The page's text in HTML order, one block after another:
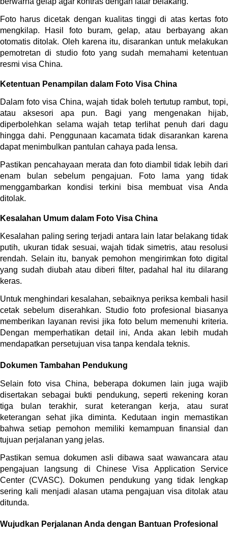
Foto harus dicetak dengan kualitas tinggi di atas kertas foto
mengkilap. Hasil foto buram, gelap, atau berbayang akan
otomatis ditolak. Oleh karena itu, disarankan untuk melakukan
pemotretan di studio foto yang sudah memahami ketentuan
resmi visa China.
Ketentuan Penampilan dalam Foto Visa China
Dalam foto visa China, wajah tidak boleh tertutup rambut, topi,
atau aksesori apa pun. Bagi yang mengenakan hijab,
diperbolehkan selama wajah tetap terlihat penuh dari dagu
hingga dahi. Penggunaan kacamata tidak disarankan karena
dapat menimbulkan pantulan cahaya pada lensa.
Pastikan pencahayaan merata dan foto diambil tidak lebih dari
enam bulan sebelum pengajuan. Foto lama yang tidak
menggambarkan kondisi terkini bisa membuat visa Anda
ditolak.
Kesalahan Umum dalam Foto Visa China
Kesalahan paling sering terjadi antara lain latar belakang tidak
putih, ukuran tidak sesuai, wajah tidak simetris, atau resolusi
rendah. Selain itu, banyak pemohon mengirimkan foto digital
yang sudah diubah atau diberi filter, padahal hal itu dilarang
keras.
Untuk menghindari kesalahan, sebaiknya periksa kembali hasil
cetak sebelum diserahkan. Studio foto profesional biasanya
memberikan layanan revisi jika foto belum memenuhi kriteria.
Dengan memperhatikan detail ini, Anda akan lebih mudah
mendapatkan persetujuan visa tanpa kendala teknis.
Dokumen Tambahan Pendukung
Selain foto visa China, beberapa dokumen lain juga wajib
disertakan sebagai bukti pendukung, seperti rekening koran
tiga bulan terakhir, surat keterangan kerja, atau surat
keterangan sehat jika diminta. Kedutaan ingin memastikan
bahwa setiap pemohon memiliki kemampuan finansial dan
tujuan perjalanan yang jelas.
Pastikan semua dokumen asli dibawa saat wawancara atau
pengajuan langsung di Chinese Visa Application Service
Center (CVASC). Dokumen pendukung yang tidak lengkap
sering kali menjadi alasan utama pengajuan visa ditolak atau
ditunda.
Wujudkan Perjalanan Anda dengan Bantuan Profesional